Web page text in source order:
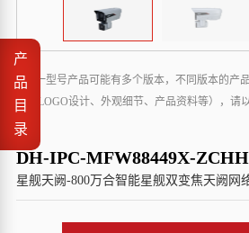
* 同一型号产品可能有多个版本，不同版本的产
数、LOGO设计、外观细节、产品资料等），请
DH-IPC-MFW88449X-
星舰天阙-800万合智能星舰双变焦天阙网
产
品
目
录